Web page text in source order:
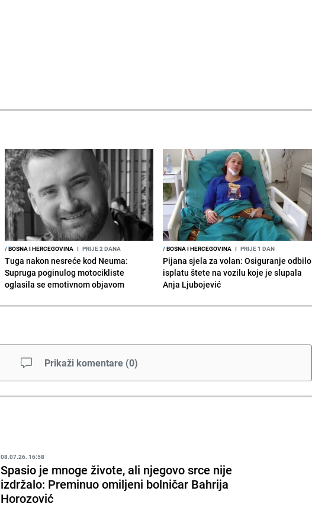
/BOSNA I HERCEGOVINA I PRIJE 2 DANA
Tuga nakon nesreće kod Neuma:
Supruga poginulog motocikliste
oglasila se emotivnom objavom
/BOSNA I HERCEGOVINA I PRIJE 1 DAN
Pijana sjela za volan: Osiguranje odbilo
isplatu štete na vozilu koje je slupala
Anja Ljubojević
Prikaži komentare (0)
08.07.26. 16:58
Spasio je mnoge živote, ali njegovo srce nije
izdržalo: Preminuo omiljeni bolničar Bahrija
Horozović